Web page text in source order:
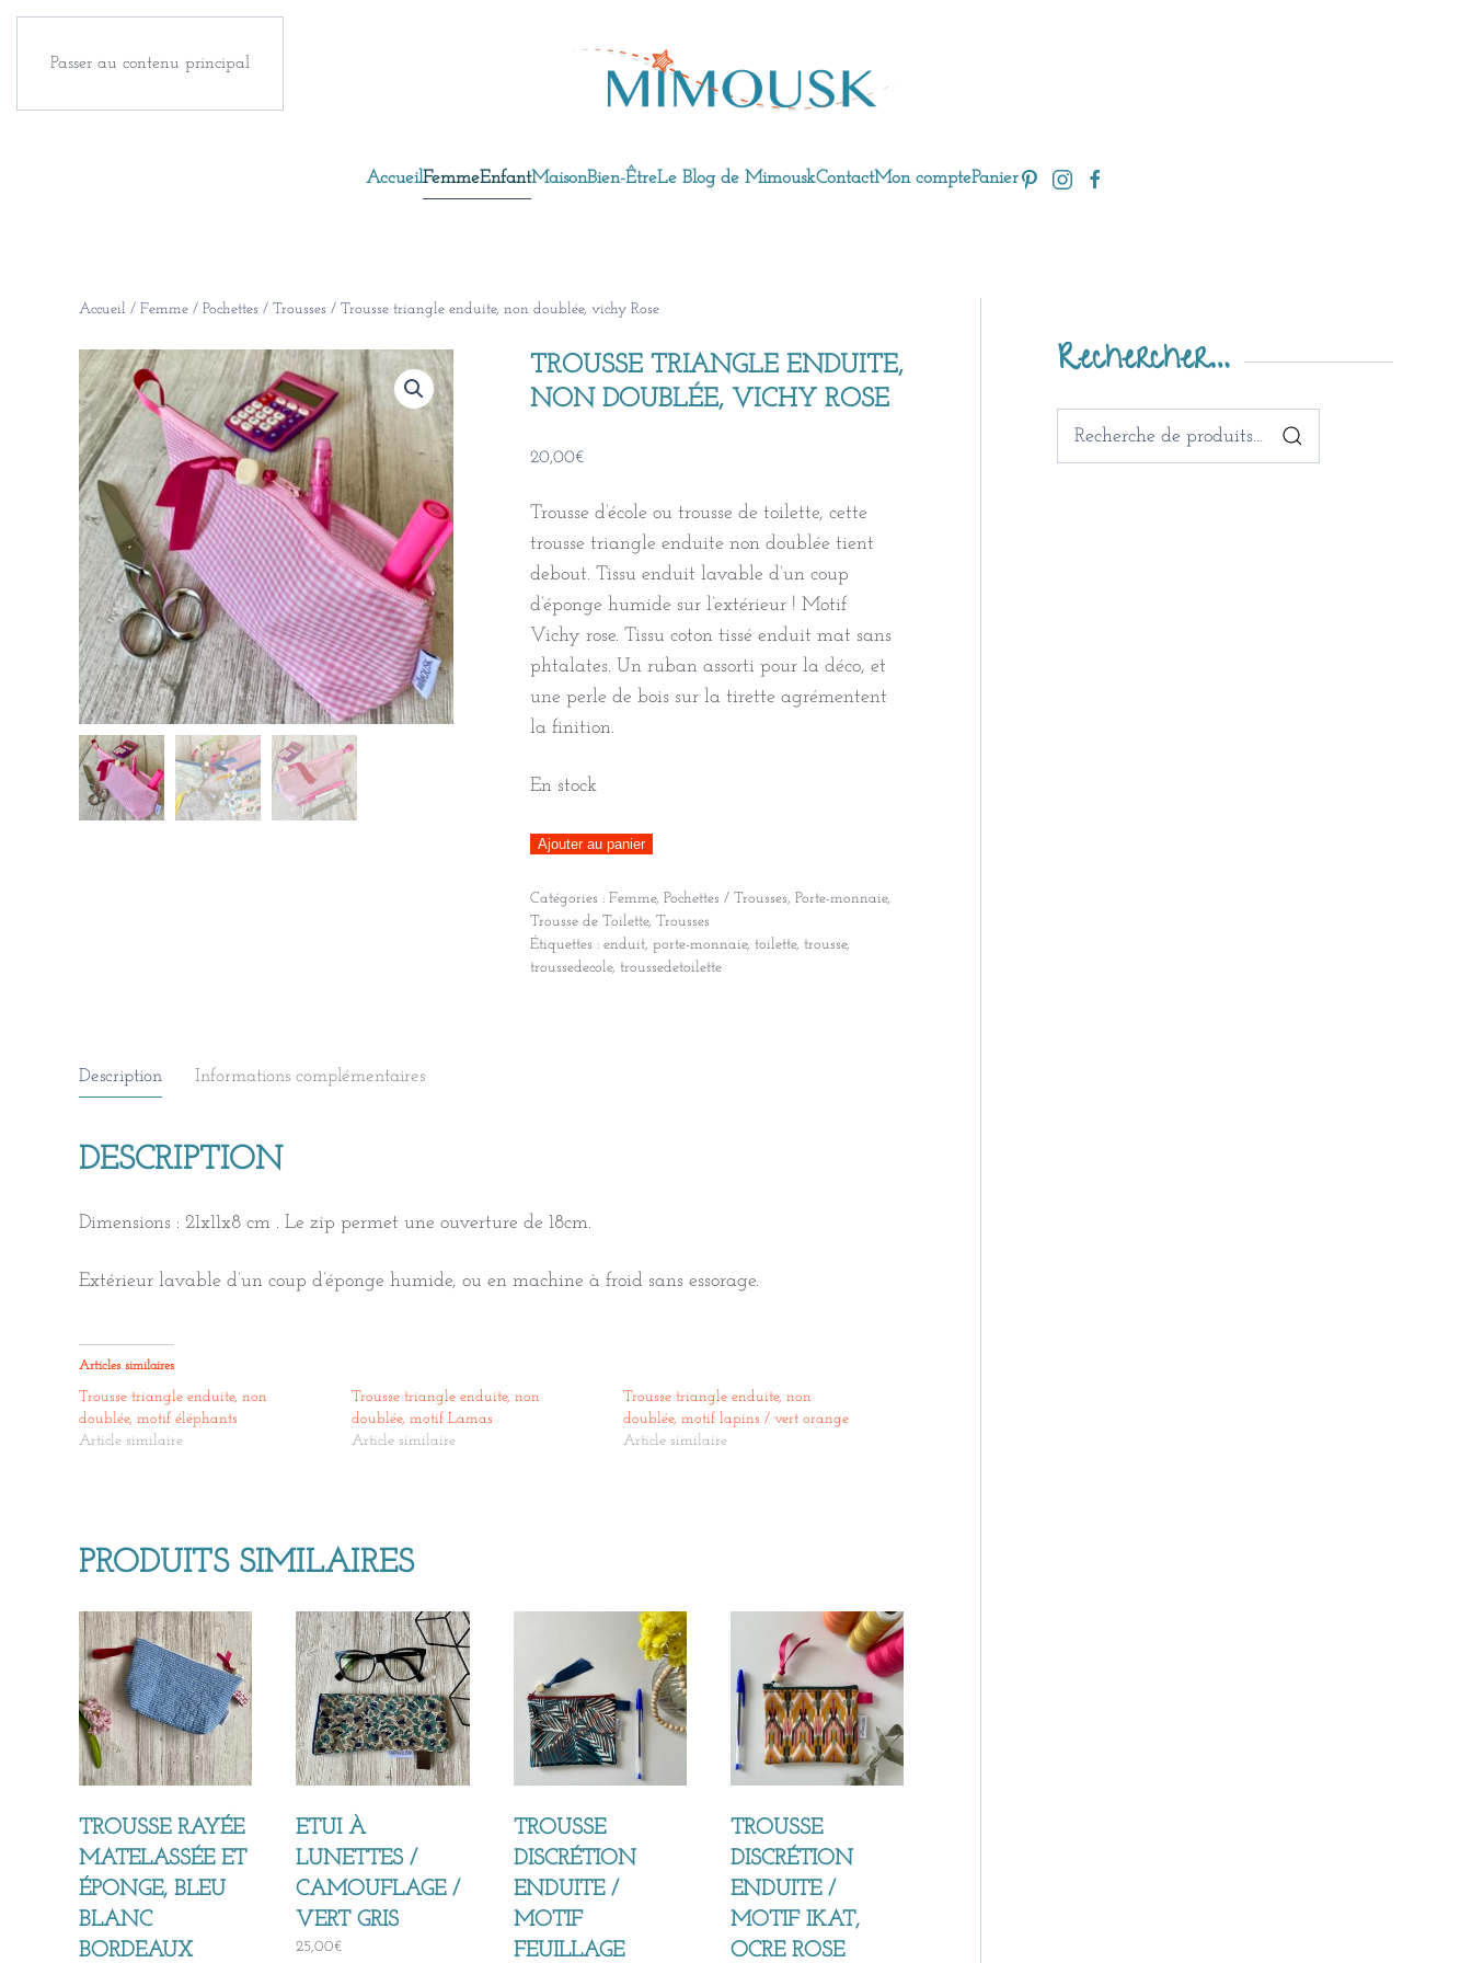
Passer au contenu principal
AccueilFemmeEnfantMaisonBien-ÊtreLe Blog de MimouskContactMon comptePanier
Accueil / Femme / Pochettes / Trousses / Trousse triangle enduite, non doublée, vichy Rose
TROUSSE TRIANGLE ENDUITE,
NON DOUBLÉE, VICHY ROSE
20,00€
Trousse d’école ou trousse de toilette, cette
trousse triangle enduite non doublée tient
debout. Tissu enduit lavable d’un coup
d’éponge humide sur l’extérieur ! Motif
Vichy rose. Tissu coton tissé enduit mat sans
phtalates. Un ruban assorti pour la déco, et
une perle de bois sur la tirette agrémentent
la finition.
En stock
quantité
Trousse
triangle
enduite,
Ajouter au panier
Catégories : Femme, Pochettes / Trousses, Porte-monnaie,
Trousse de Toilette, Trousses
Étiquettes : enduit, porte-monnaie, toilette, trousse,
troussedecole, troussedetoilette
Description Informations complémentaires
DESCRIPTION
Dimensions : 21x11x8 cm . Le zip permet une ouverture de 18cm.
Extérieur lavable d’un coup d’éponge humide, ou en machine à froid sans essorage.
Articles similaires
Trousse triangle enduite, non
doublée, motif éléphants
Article similaire
Trousse triangle enduite, non
doublée, motif Lamas
Article similaire
Trousse triangle enduite, non
doublée, motif lapins / vert orange
Article similaire
PRODUITS SIMILAIRES
TROUSSE RAYÉE
MATELASSÉE ET
ÉPONGE, BLEU
BLANC
BORDEAUX
ETUI À
LUNETTES /
CAMOUFLAGE /
VERT GRIS
25,00€
TROUSSE
DISCRÉTION
ENDUITE /
MOTIF
FEUILLAGE
TROUSSE
DISCRÉTION
ENDUITE /
MOTIF IKAT,
OCRE ROSE
Rechercher…
Recherche